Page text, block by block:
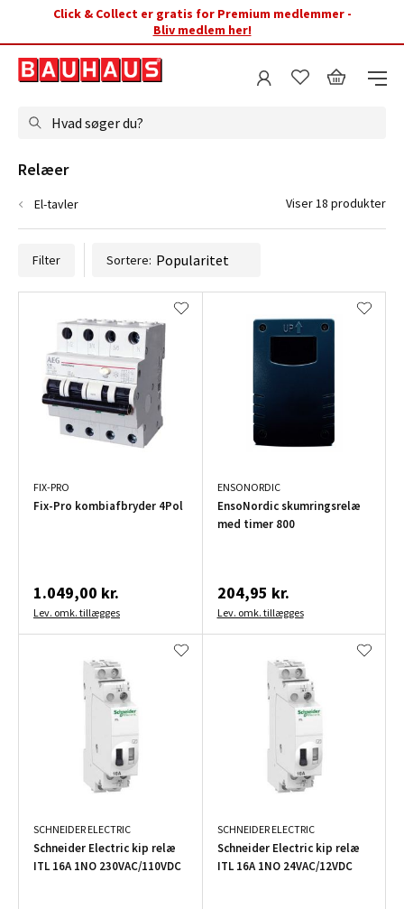
Click & Collect er gratis for Premium medlemmer -
Bliv medlem her!
Hvad søger du?
Filter Sortere:
FIX-PRO
Fix-Pro kombiafbryder 4Pol
1.049,00 kr.
Lev. omk. tillægges
ENSONORDIC
EnsoNordic skumringsrelæ
med timer 800
204,95 kr.
Lev. omk. tillægges
SCHNEIDER ELECTRIC
Schneider Electric kip relæ
ITL 16A 1NO 230VAC/110VDC
SCHNEIDER ELECTRIC
Schneider Electric kip relæ
ITL 16A 1NO 24VAC/12VDC
Relæer
El-tavler Viser 18 produkter